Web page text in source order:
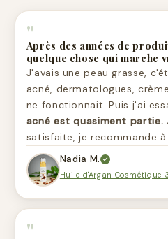
"
Après des années de
quelque chose qui marche
J'avais une peau grasse,
acné, dermatologues,
ne fonctionnait. Puis j'ai
acné est quasiment partie.
satisfaite, je recommande à
Nadia M.
Huile d'Argan Cosmétique
"